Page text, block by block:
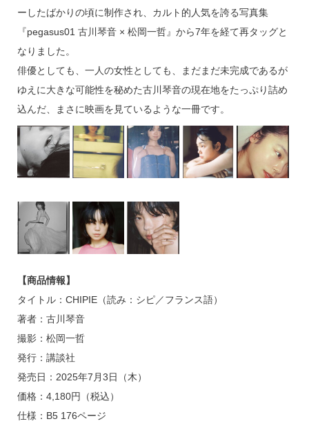
ーしたばかりの頃に制作され、カルト的人気を誇る写真集
『pegasus01 古川琴音 × 松岡一哲』から7年を経て再タッグと
なりました。
俳優としても、一人の女性としても、まだまだ未完成であるが
ゆえに大きな可能性を秘めた古川琴音の現在地をたっぷり詰め
込んだ、まさに映画を見ているような一冊です。
【商品情報】
タイトル：CHIPIE（読み：シピ／フランス語）
著者：古川琴音
撮影：松岡一哲
発行：講談社
発売日：2025年7月3日（木）
価格：4,180円（税込）
仕様：B5 176ページ